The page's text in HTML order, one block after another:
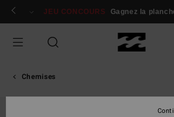
Passer
Se connecter / s'inscrire
JEU CONCOURS Gagnez la
Chemises